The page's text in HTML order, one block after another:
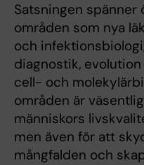
Satsningen
områden som nya
och
diagnostik,
cell- och
områden är
människors
men även för att
mångfalden och